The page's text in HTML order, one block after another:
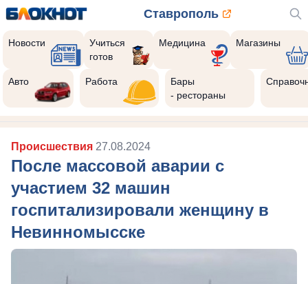
Ставрополь
Новости
Учиться
готов
Медицина Магазины
Авто Работа
Бары
- рестораны
Происшествия 27.08.2024
После массовой аварии с
участием 32 машин
госпитализировали женщину в
Невинномысске